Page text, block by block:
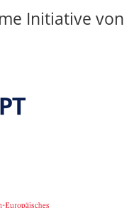
Initiative von